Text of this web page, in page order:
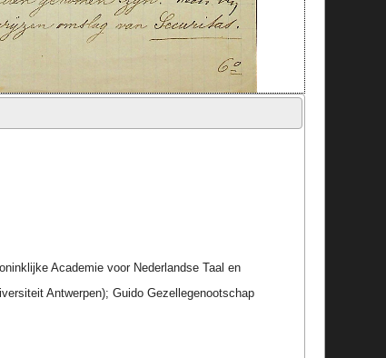
Academie voor Nederlandse Taal en
Antwerpen); Guido Gezellegenootschap